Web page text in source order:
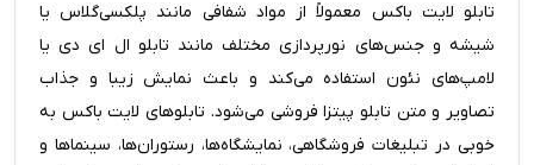
تابلو لایت باکس معمولاً از مواد شفافی مانند پلکسی‌گلاس یا
شیشه و جنس‌های نورپردازی مختلف مانند تابلو ال ای دی یا
لامپ‌های نئون استفاده می‌کند و باعث نمایش زیبا و جذاب
تصاویر و متن تابلو پیتزا فروشی می‌شود. تابلوهای لایت باکس به
خوبی در تبلیغات فروشگاهی، نمایشگاه‌ها، رستوران‌ها، سینماها و